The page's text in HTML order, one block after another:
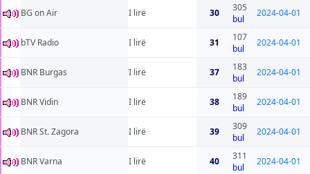
BG on Air I lirë 30
305
bul
2024-04-01
bTV Radio I lirë 31
107
bul
2024-04-01
BNR Burgas I lirë 37
183
bul
2024-04-01
BNR Vidin I lirë 38
189
bul
2024-04-01
BNR St. Zagora I lirë 39
309
bul
2024-04-01
BNR Varna I lirë 40
311
bul
2024-04-01